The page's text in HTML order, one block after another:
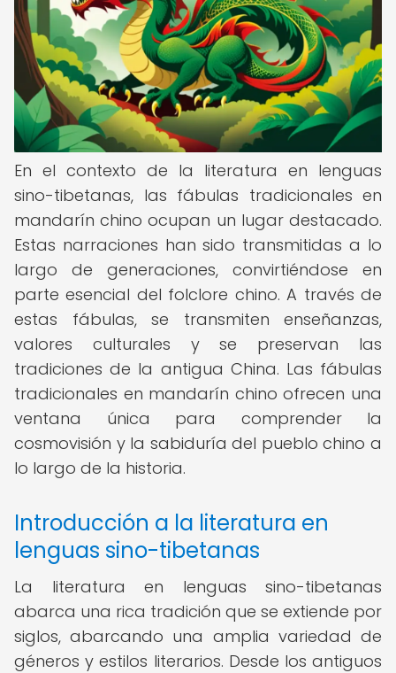
En el contexto de la literatura en lenguas
sino-tibetanas, las fábulas tradicionales en
mandarín chino ocupan un lugar destacado.
Estas narraciones han sido transmitidas a lo
largo de generaciones, convirtiéndose en
parte esencial del folclore chino. A través de
estas fábulas, se transmiten enseñanzas,
valores culturales y se preservan las
tradiciones de la antigua China. Las fábulas
tradicionales en mandarín chino ofrecen una
ventana única para comprender la
cosmovisión y la sabiduría del pueblo chino a
lo largo de la historia.
Introducción a la literatura en
lenguas sino-tibetanas
La literatura en lenguas sino-tibetanas
abarca una rica tradición que se extiende por
siglos, abarcando una amplia variedad de
géneros y estilos literarios. Desde los antiguos